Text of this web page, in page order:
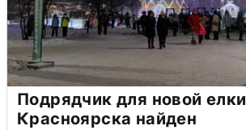
Подрядчик для новой елки
Красноярска найден